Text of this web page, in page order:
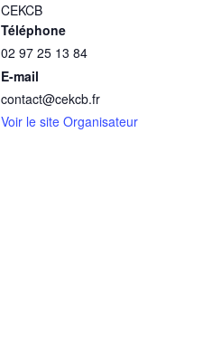
CEKCB
Téléphone
02 97 25 13 84
E-mail
contact@cekcb.fr
Voir le site Organisateur